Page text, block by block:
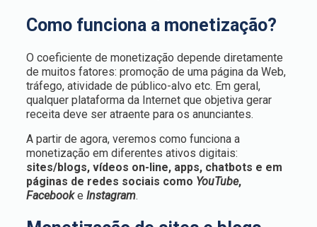
Como funciona a monetização?
O coeficiente de monetização depende diretamente
de muitos fatores: promoção de uma página da Web,
tráfego, atividade de público-alvo etc. Em geral,
qualquer plataforma da Internet que objetiva gerar
receita deve ser atraente para os anunciantes.
A partir de agora, veremos como funciona a
monetização em diferentes ativos digitais:
sites/blogs, vídeos on-line, apps, chatbots e em
páginas de redes sociais como YouTube,
Facebooke Instagram.